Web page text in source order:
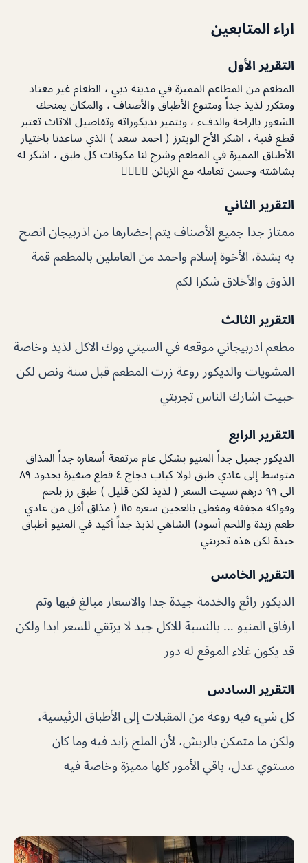
اراء المتابعين
التقرير الأول
المطعم من المطاعم المميزة في مدينة دبي ، الطعام غير معتاد
ومتكرر لذيذ جداً ومتنوع الأطباق والأصناف ، والمكان يمنحك
الشعور بالراحة والدفء ، ويتميز بديكوراته وتفاصيل الاثاث تعتبر
قطع فنية ، اشكر الأخ الويترز ( احمد سعد ) الذي ساعدنا باختيار
الأطباق المميزة في المطعم وشرح لنا مكونات كل طبق ، اشكر له
بشاشته وحسن تعامله مع الزبائن 👍🏻👍🏻
التقرير الثاني
ممتاز جدا جميع الأصناف يتم إحضارها من اذربيجان انصح
به بشدة، الأخوة إسلام واحمد من العاملين بالمطعم قمة
الذوق والأخلاق شكرا لكم
التقرير الثالث
مطعم اذربيجاني موقعه في السيتي ووك الاكل لذيذ وخاصة
المشويات والديكور روعة زرت المطعم قبل سنة ونص لكن
حبيت اشارك الناس تجربتي
التقرير الرابع
الديكور جميل جداً المنيو بشكل عام مرتفعة أسعاره جداً المذاق
متوسط إلى عادي طبق لولا كباب دجاج ٤ قطع صغيرة بحدود ٨٩
الى ٩٩ درهم نسيت السعر ( لذيذ لكن قليل ) طبق رز بلحم
وفواكه مجففه ومغطى بالعجين سعره ١١٥ ( مذاق أقل من عادي
طعم زبدة واللحم أسود) الشاهي لذيذ جداً أكيد في المنيو أطباق
جيدة لكن هذه تجربتي
التقرير الخامس
الديكور رائع والخدمة جيدة جدا والاسعار مبالغ فيها وتم
ارفاق المنيو … بالنسبة للاكل جيد لا يرتقي للسعر ابدا ولكن
قد يكون غلاء الموقع له دور
التقرير السادس
كل شيء فيه روعة من المقبلات إلى الأطباق الرئيسية،
ولكن ما متمكن بالريش، لأن الملح زايد فيه وما كان
مستوي عدل، باقي الأمور كلها مميزة وخاصة فيه